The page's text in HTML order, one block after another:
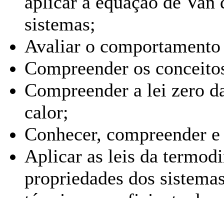
sistemas;
Avaliar o comportamento
Compreender os
Compreender a lei zero
calor;
Conhecer, compreender
Aplicar as leis da
propriedades dos